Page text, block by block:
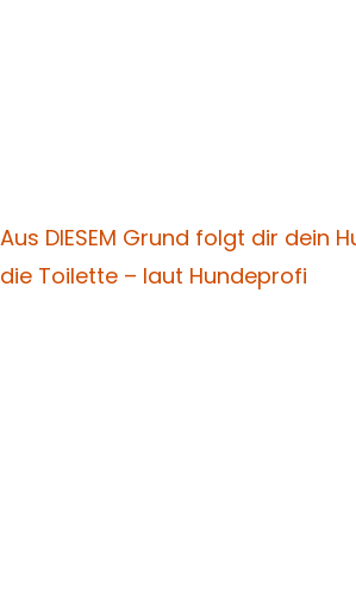
Aus DIESEM Grund folgt dir dein
die Toilette – laut Hundeprofi